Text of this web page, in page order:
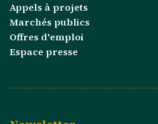
Appels à projets
Marchés publics
Offres d'emploi
Espace presse